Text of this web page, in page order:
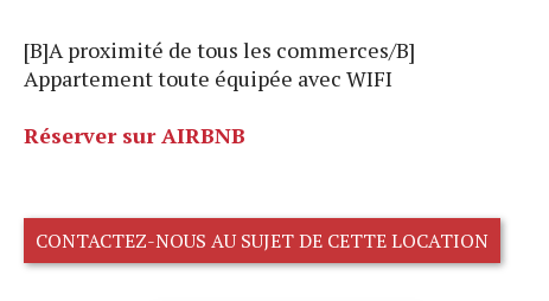
[B]A proximité de tous les commerces/B]
Appartement toute équipée avec WIFI
Réserver sur AIRBNB
CONTACTEZ-NOUS AU SUJET DE CETTE LOCATION